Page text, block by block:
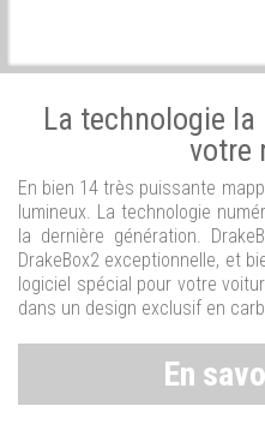
La technologie
votre
En bien 14 très puissante
lumineux. La technologie
la dernière génération.
DrakeBox2 exceptionnelle, et
logiciel spécial pour votre
dans un design exclusif en
En